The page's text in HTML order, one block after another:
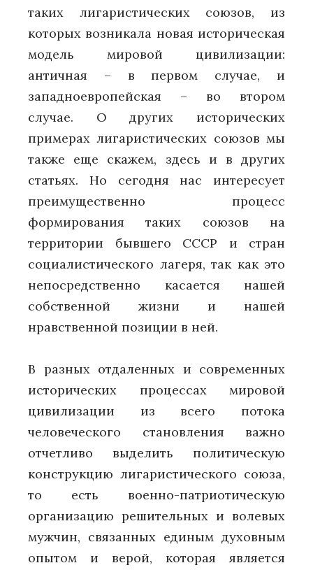
таких лигаристических союзов, из
которых возникала новая историческая
модель мировой цивилизации:
античная – в первом случае, и
западноевропейская – во втором
случае. О других исторических
примерах лигаристических союзов мы
также еще скажем, здесь и в других
статьях. Но сегодня нас интересует
преимущественно процесс
формирования таких союзов на
территории бывшего СССР и стран
социалистического лагеря, так как это
непосредственно касается нашей
собственной жизни и нашей
нравственной позиции в ней.
В разных отдаленных и современных
исторических процессах мировой
цивилизации из всего потока
человеческого становления важно
отчетливо выделить политическую
конструкцию лигаристического союза,
то есть военно-патриотическую
организацию решительных и волевых
мужчин, связанных единым духовным
опытом и верой, которая является